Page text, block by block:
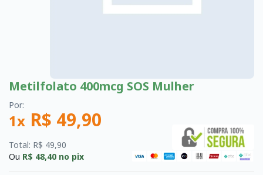
Metilfolato 400mcg SOS Mulher
Por:
1x R$ 49,90
Total: R$ 49,90
Ou R$ 48,40 no pix